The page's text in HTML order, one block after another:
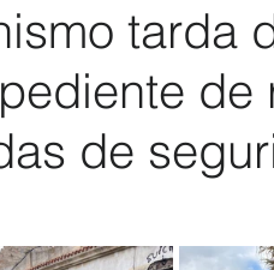
Educación Sanidad
tarda
de
de